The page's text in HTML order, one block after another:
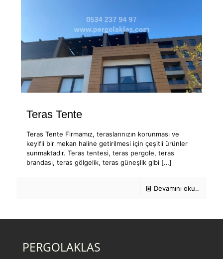
Teras Tente
Teras Tente Firmamız, teraslarınızın korunması ve
keyifli bir mekan haline getirilmesi için çeşitli ürünler
sunmaktadır. Teras tentesi, teras pergole, teras
brandası, teras gölgelik, teras güneşlik gibi […]
Devamını oku..
PERGOLAKLAS